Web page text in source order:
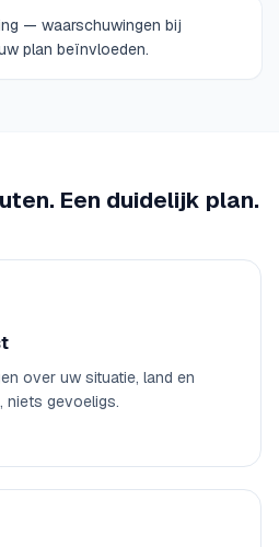
— waarschuwingen bij
plan beïnvloeden.
Een duidelijk plan.
over uw situatie, land en
niets gevoeligs.